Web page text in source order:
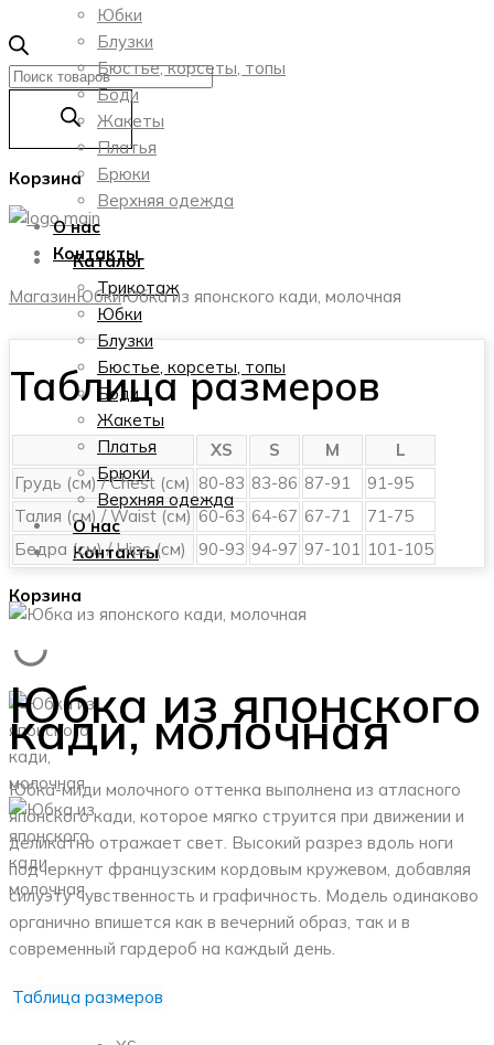
Поиск
Корзина
Каталог
Трикотаж
Юбки
Блузки
Бюстье, корсеты, топы
Боди
Жакеты
Платья
Брюки
Верхняя одежда
О нас
Контакты
Корзина
Юбки
Блузки
Бюстье, корсеты, топы
Боди
Жакеты
Платья
Брюки
Верхняя одежда
О нас
Контакты
МагазинЮбкиЮбка из японского кади, молочная
Таблица размеров
XS S M
L
Грудь (см) / Chest (см) 80-83 83-86 87-91
91-95
Талия (см) / Waist (см) 60-63 64-67 67-71
71-75
Бедра (см) / Hips (см)
90-93 94-97 97-101 101-105
Юбка из японского
кади, молочная
Юбка-миди молочного оттенка выполнена из атласного
японского кади, которое мягко струится при движении и
деликатно отражает свет. Высокий разрез вдоль ноги
подчеркнут французским кордовым кружевом, добавляя
силуэту чувственность и графичность. Модель одинаково
органично впишется как в вечерний образ, так и в
современный гардероб на каждый день.
Таблица размеров